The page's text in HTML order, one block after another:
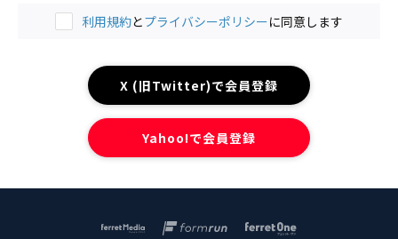
利用規約とプライバシーポリシーに同意します
X (旧Twitter)で会員登録
Yahoo!で会員登録